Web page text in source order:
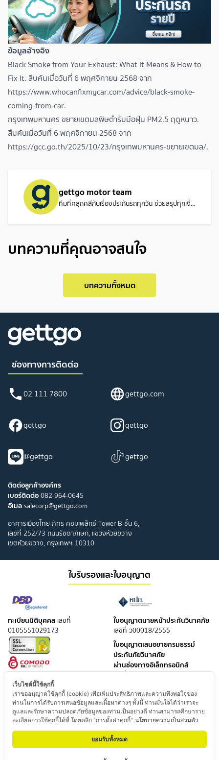
ข้อมูลอ้างอิง
Black Smoke from Your Exhaust: What It Means & How to
Fix It. สืบค้นเมื่อวันที่ 6 พฤศจิกายน 2568 จาก
https://www.whocanfixmycar.com/advice/black-smoke-
coming-from-car.
กรุงเทพมหานคร ขยายเขตมลพิษต่ำรับมือฝุ่น PM2.5 ฤดูหนาว.
สืบค้นเมื่อวันที่ 6 พฤศจิกายน 2568 จาก
https://gcc.go.th/2025/10/23/กรุงเทพมหานคร-ขยายเขตมล/.
gettgo motor team
ทีมที่คลุกคลีกับเรื่องประกันรถทุกวัน ช่วยสรุปทุกเงื่อนไขให้เข้าใจง่าย เพื่อให้คุณเลือกประกันรถได้แบบไม่ต้องปวดหัว
บทความที่คุณอาจสนใจ
บทความทั้งหมด
ช่องทางการติดต่อ
02 111 7800 gettgo.com
gettgo gettgo
@gettgo gettgo
ติดต่อลูกค้าองค์กร
เบอร์ติดต่อ082-964-0645
อีเมลsalecorp@gettgo.com
อาคารเมืองไทย-ภัทร คอมเพล็กซ์ Tower B ชั้น 6,
เลขที่ 252/73 ถนนรัชดาภิเษก, แขวงห้วยขวาง
เขตห้วยขวาง, กรุงเทพฯ 10310
ใบรับรองและใบอนุญาต
ทะเบียนนิติบุคคล เลขที่
0105551029173
ใบอนุญาตนายหน้าประกันวินาศภัย
เลขที่ ว00018/2555
ใบอนุญาตเสนอขายกรมธรรม์
ประกันภัยวินาศภัย
ผ่านช่องทางอิเล็กทรอนิกส์
เลขที่ อลว 007021000/2561
ใบอนุญาตนายหน้าประกันชีวิต
เลขที่ ช00004/2551
ใบอนุญาตเสนอขายกรมธรรม์
ประกันชีวิต
ผ่านช่องทางอิเล็กทรอนิกส์
เลขที่ อลช 024521000/2565
เว็บไซต์นี้ใช้คุกกี้
เราขออนุญาตใช้คุกกี้ (cookie) เพื่อเพิ่มประสิทธิภาพและความพึงพอใจของ
ท่านในการได้รับการเสนอข้อมูลและเนื้อหาต่างๆ ทั้งนี้ ท่านมั่นใจได้ว่าเราจะ
ดูแลและรักษาความปลอดภัยข้อมูลของท่านเป็นอย่างดี ท่านสามารถศึกษาราย
ละเอียดการใช้คุกกี้ได้ที่ โดยคลิก "การตั้งค่าคุกกี้" นโยบายความเป็นส่วนตัว
ยอมรับทั้งหมด